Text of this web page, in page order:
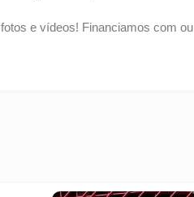
e vídeos! Financiamos com ou